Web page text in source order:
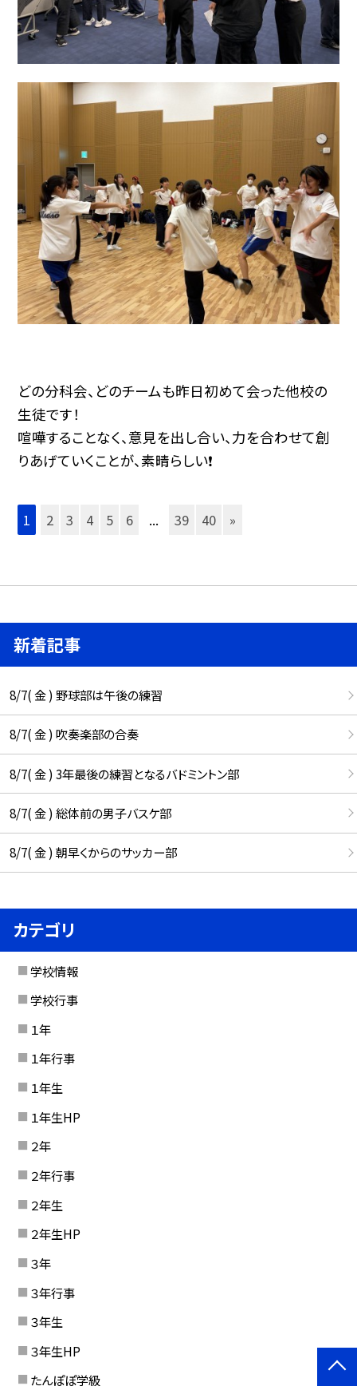
どの分科会、どのチームも昨日初めて会った他校の
生徒です！
喧嘩することなく、意見を出し合い、力を合わせて創
りあげていくことが、素晴らしい❗️
1 2 3 4 5 6 ... 39 40 »
新着記事
8/7( 金 ) 野球部は午後の練習
8/7( 金 ) 吹奏楽部の合奏
8/7( 金 ) 3年最後の練習となるバドミントン部
8/7( 金 ) 総体前の男子バスケ部
8/7( 金 ) 朝早くからのサッカー部
カテゴリ
学校情報
学校行事
１年
１年行事
１年生
１年生HP
２年
２年行事
２年生
２年生HP
３年
３年行事
３年生
３年生HP
たんぽぽ学級